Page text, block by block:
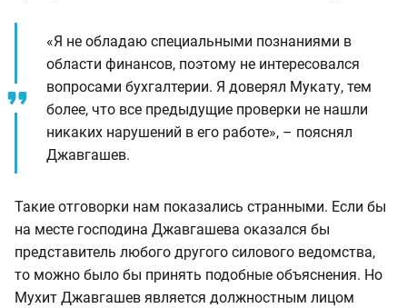
«Я не обладаю специальными познаниями в
области финансов, поэтому не интересовался
вопросами бухгалтерии. Я доверял Мукату, тем
более, что все предыдущие проверки не нашли
никаких нарушений в его работе», – пояснял
Джавгашев.
Такие отговорки нам показались странными. Если бы
на месте господина Джавгашева оказался бы
представитель любого другого силового ведомства,
то можно было бы принять подобные объяснения. Но
Мухит Джавгашев является должностным лицом